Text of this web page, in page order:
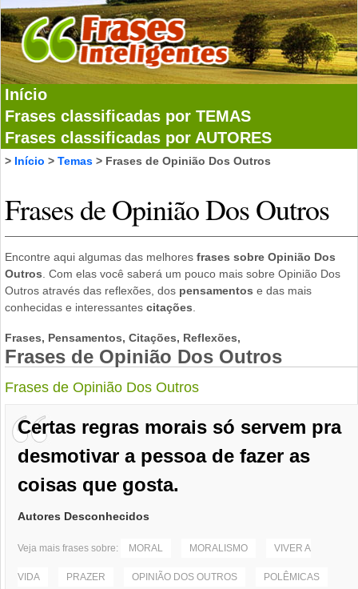
Início
Frases classificadas por TEMAS
Frases classificadas por AUTORES
> Início > Temas > Frases de Opinião Dos Outros
Frases de Opinião Dos Outros
Encontre aqui algumas das melhores frases sobre Opinião Dos
Outros . Com elas você saberá um pouco mais sobre Opinião Dos
Outros através das reflexões, dos pensamentos e das mais
conhecidas e interessantes citações
Frases, Pensamentos, Citações, Reflexões,
Frases de Opinião Dos Outros
Frases de Opinião Dos Outros
Certas regras morais só servem pra
desmotivar a pessoa de fazer as
coisas que gosta.
Autores Desconhecidos
Veja mais frases sobre: MORAL MORALISMO VIVER A
VIDA PRAZER OPINIÃO DOS OUTROS POLÊMICAS